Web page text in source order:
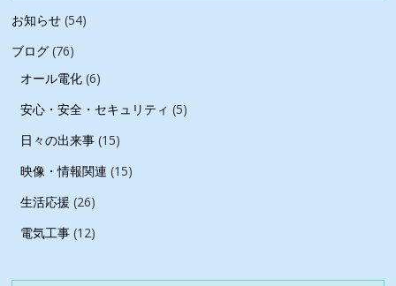
お知らせ (54)
ブログ (76)
オール電化 (6)
安心・安全・セキュリティ (5)
日々の出来事 (15)
映像・情報関連 (15)
生活応援 (26)
電気工事 (12)